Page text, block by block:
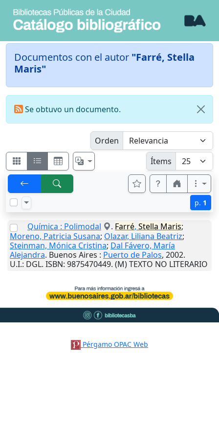
Documentos con el autor "Farré, Stella
Maris"
Se obtuvo un documento.
Orden
Ítems
p. 1
Química : Polimodal . Farré, Stella Maris;
Moreno, Patricia Susana; Olazar, Liliana Beatriz;
Steinman, Mónica Cristina; Dal Fávero, María
Alejandra. Buenos Aires : Puerto de Palos, 2002.
U.I.: DGL. ISBN: 9875470449. (M) TEXTO NO LITERARIO
Pérgamo OPAC Web